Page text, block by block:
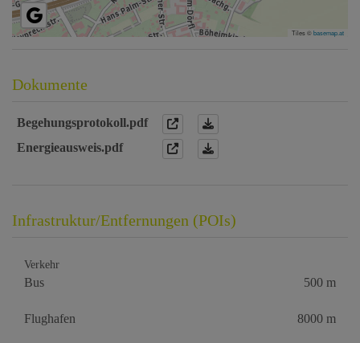
Tiles ©basemap.at
Dokumente
Begehungsprotokoll.pdf
Energieausweis.pdf
Infrastruktur/Entfernungen (POIs)
Verkehr
Bus 500 m
Flughafen 8000 m